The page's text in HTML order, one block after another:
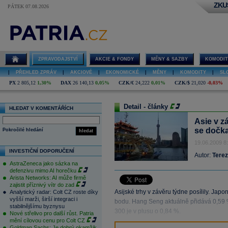
PÁTEK 07.08.2026
ZPRAVODAJSTVÍ AKCIE & FONDY MĚNY & SAZBY
PŘEHLED ZPRÁV AKCIOVÉ EKONOMICKÉ MĚNY KOMODITY
PX 2 805,12 1,30% DAX 26 140,13 0,05% CZK/€ 24,222 0,01% CZK/$ 21,020 -0,03%
HLEDAT V KOMENTÁŘÍCH
hledat
Pokročilé hledání
INVESTIČNÍ DOPORUČENÍ
AstraZeneca jako sázka na
defenzivu mimo AI horečku
Arista Networks: AI může firmě
zajistit příznivý vítr do zad
Analytický radar: Colt CZ roste díky
vyšší marži, širší integraci i
stabilnějšímu byznysu
Nové střelivo pro další růst. Patria
mění cílovou cenu pro Colt CZ
Detail - články
Asie v
se
19.06.2009
Autor:
Asijské trhy v závěru týdne posílily.
bodu. Hang Seng aktuálně přidává
300 je v plusu o 0,84 %.